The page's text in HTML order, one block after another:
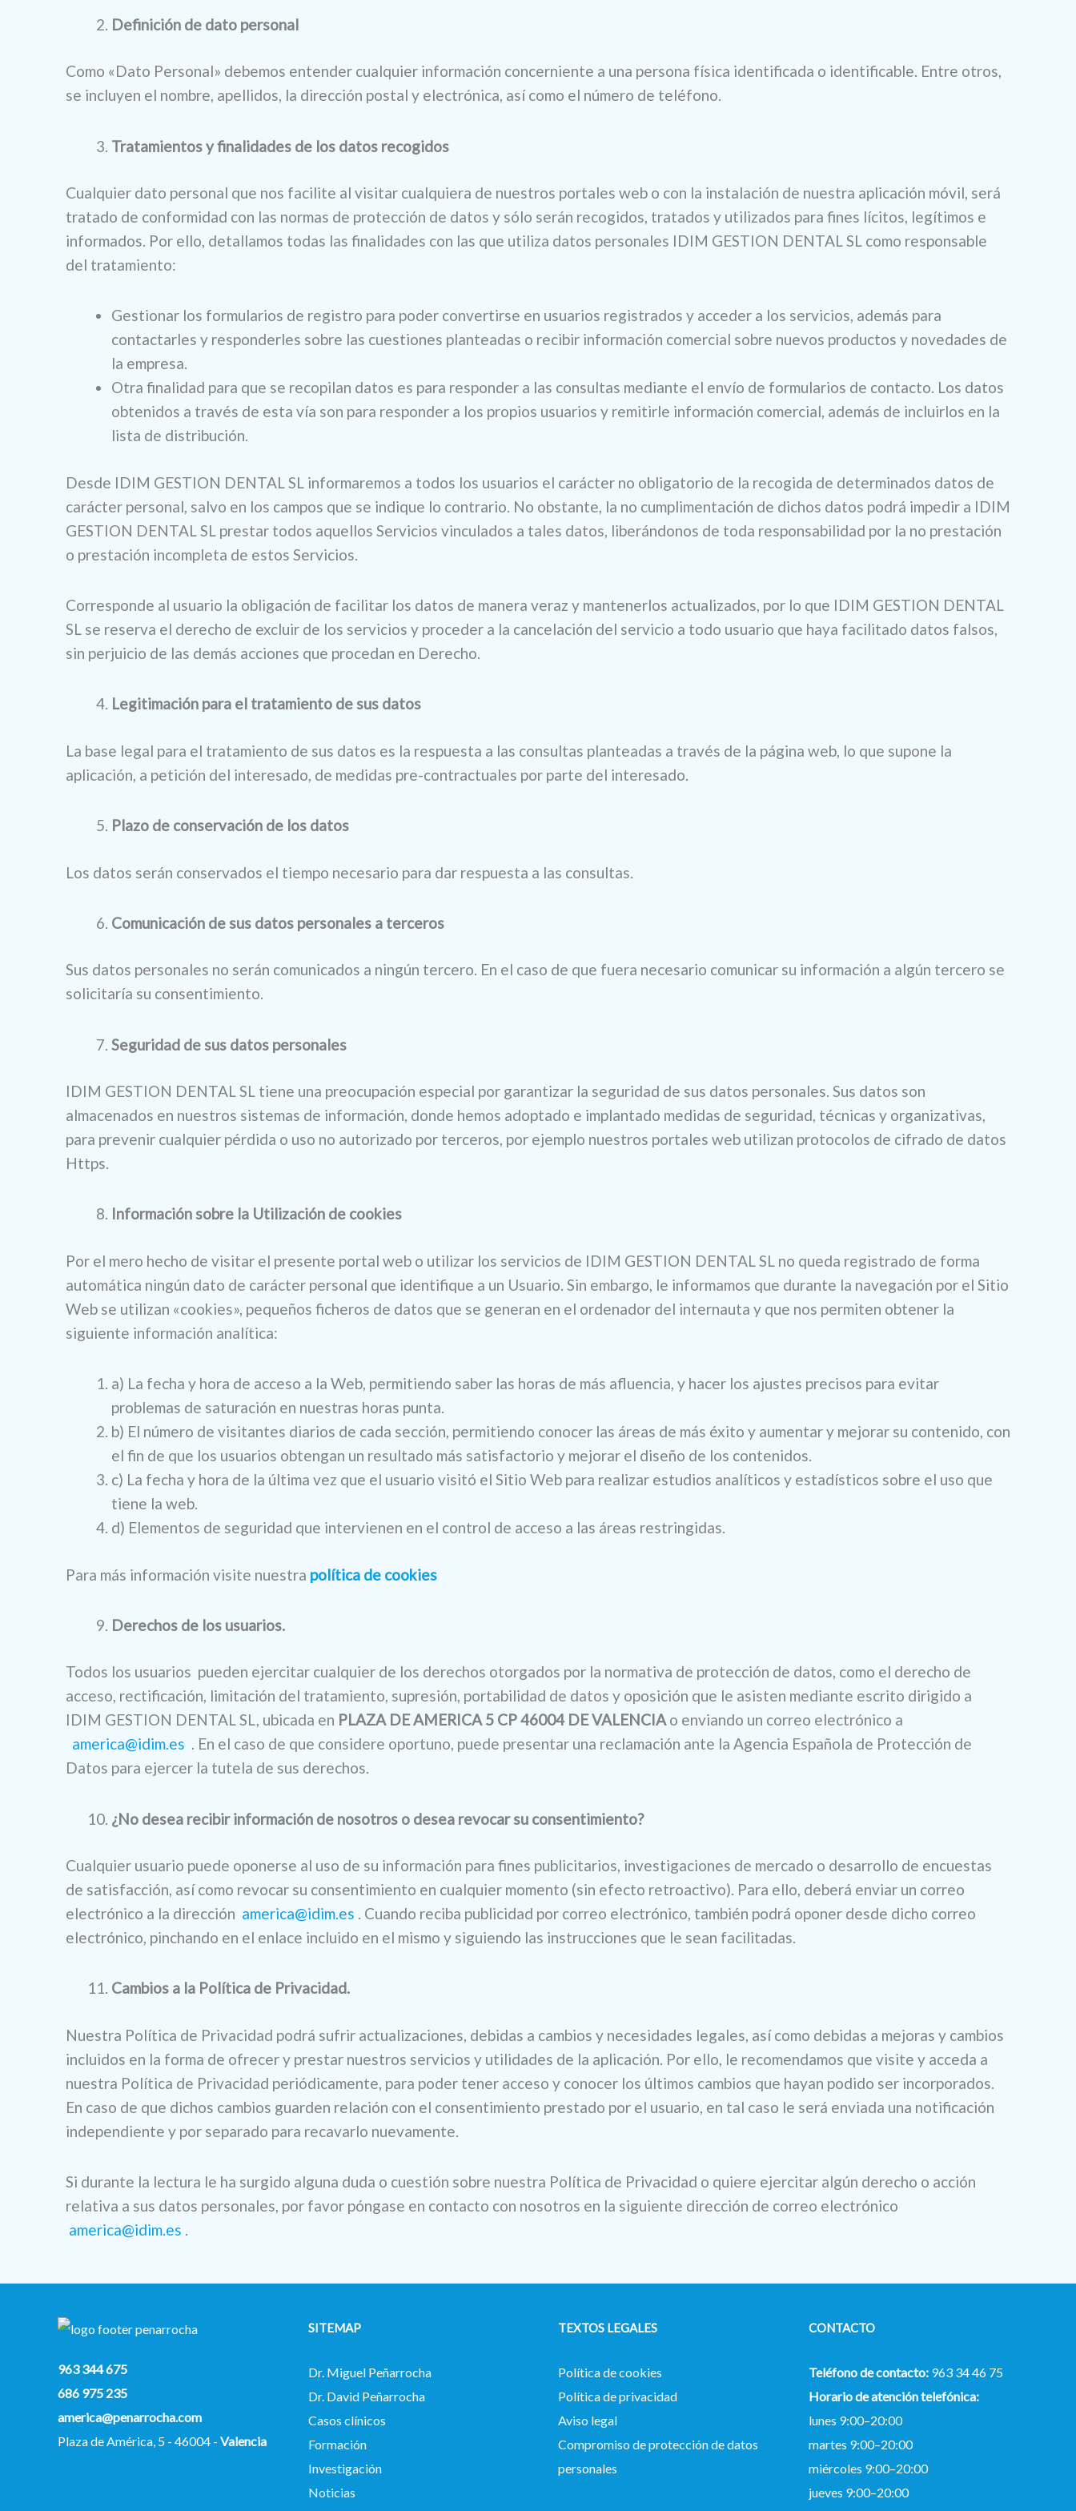
Definición de dato personal
Como «Dato Personal» debemos entender cualquier información concerniente a una persona física identificada o identificable. Entre otros,
se incluyen el nombre, apellidos, la dirección postal y electrónica, así como el número de teléfono.
Tratamientos y finalidades de los datos recogidos
Cualquier dato personal que nos facilite al visitar cualquiera de nuestros portales web o con la instalación de nuestra aplicación móvil, será
tratado de conformidad con las normas de protección de datos y sólo serán recogidos, tratados y utilizados para fines lícitos, legítimos e
informados. Por ello, detallamos todas las finalidades con las que utiliza datos personales IDIM GESTION DENTAL SL como responsable
del tratamiento:
Gestionar los formularios de registro para poder convertirse en usuarios registrados y acceder a los servicios, además para
contactarles y responderles sobre las cuestiones planteadas o recibir información comercial sobre nuevos productos y novedades de
la empresa.
Otra finalidad para que se recopilan datos es para responder a las consultas mediante el envío de formularios de contacto. Los datos
obtenidos a través de esta vía son para responder a los propios usuarios y remitirle información comercial, además de incluirlos en la
lista de distribución.
Desde IDIM GESTION DENTAL SL informaremos a todos los usuarios el carácter no obligatorio de la recogida de determinados datos de
carácter personal, salvo en los campos que se indique lo contrario. No obstante, la no cumplimentación de dichos datos podrá impedir a IDIM
GESTION DENTAL SL prestar todos aquellos Servicios vinculados a tales datos, liberándonos de toda responsabilidad por la no prestación
o prestación incompleta de estos Servicios.
Corresponde al usuario la obligación de facilitar los datos de manera veraz y mantenerlos actualizados, por lo que IDIM GESTION DENTAL
SL se reserva el derecho de excluir de los servicios y proceder a la cancelación del servicio a todo usuario que haya facilitado datos falsos,
sin perjuicio de las demás acciones que procedan en Derecho.
Legitimación para el tratamiento de sus datos
La base legal para el tratamiento de sus datos es la respuesta a las consultas planteadas a través de la página web, lo que supone la
aplicación, a petición del interesado, de medidas pre-contractuales por parte del interesado.
Plazo de conservación de los datos
Los datos serán conservados el tiempo necesario para dar respuesta a las consultas.
Comunicación de sus datos personales a terceros
Sus datos personales no serán comunicados a ningún tercero. En el caso de que fuera necesario comunicar su información a algún tercero se
solicitaría su consentimiento.
Seguridad de sus datos personales
IDIM GESTION DENTAL SL tiene una preocupación especial por garantizar la seguridad de sus datos personales. Sus datos son
almacenados en nuestros sistemas de información, donde hemos adoptado e implantado medidas de seguridad, técnicas y organizativas,
para prevenir cualquier pérdida o uso no autorizado por terceros, por ejemplo nuestros portales web utilizan protocolos de cifrado de datos
Https.
Información sobre la Utilización de cookies
Por el mero hecho de visitar el presente portal web o utilizar los servicios de IDIM GESTION DENTAL SL no queda registrado de forma
automática ningún dato de carácter personal que identifique a un Usuario. Sin embargo, le informamos que durante la navegación por el Sitio
Web se utilizan «cookies», pequeños ficheros de datos que se generan en el ordenador del internauta y que nos permiten obtener la
siguiente información analítica:
a) La fecha y hora de acceso a la Web, permitiendo saber las horas de más afluencia, y hacer los ajustes precisos para evitar
problemas de saturación en nuestras horas punta.
b) El número de visitantes diarios de cada sección, permitiendo conocer las áreas de más éxito y aumentar y mejorar su contenido, con
el fin de que los usuarios obtengan un resultado más satisfactorio y mejorar el diseño de los contenidos.
c) La fecha y hora de la última vez que el usuario visitó el Sitio Web para realizar estudios analíticos y estadísticos sobre el uso que
tiene la web.
d) Elementos de seguridad que intervienen en el control de acceso a las áreas restringidas.
Para más información visite nuestra política de cookies
Derechos de los usuarios.
Todos los usuarios pueden ejercitar cualquier de los derechos otorgados por la normativa de protección de datos, como el derecho de
acceso, rectificación, limitación del tratamiento, supresión, portabilidad de datos y oposición que le asisten mediante escrito dirigido a
IDIM GESTION DENTAL SL, ubicada en PLAZA DE AMERICA 5 CP 46004 DE VALENCIAo enviando un correo electrónico a
america@idim.es . En el caso de que considere oportuno, puede presentar una reclamación ante la Agencia Española de Protección de
Datos para ejercer la tutela de sus derechos.
¿No desea recibir información de nosotros o desea revocar su consentimiento?
Cualquier usuario puede oponerse al uso de su información para fines publicitarios, investigaciones de mercado o desarrollo de encuestas
de satisfacción, así como revocar su consentimiento en cualquier momento (sin efecto retroactivo). Para ello, deberá enviar un correo
electrónico a la dirección america@idim.es . Cuando reciba publicidad por correo electrónico, también podrá oponer desde dicho correo
electrónico, pinchando en el enlace incluido en el mismo y siguiendo las instrucciones que le sean facilitadas.
Cambios a la Política de Privacidad.
Nuestra Política de Privacidad podrá sufrir actualizaciones, debidas a cambios y necesidades legales, así como debidas a mejoras y cambios
incluidos en la forma de ofrecer y prestar nuestros servicios y utilidades de la aplicación. Por ello, le recomendamos que visite y acceda a
nuestra Política de Privacidad periódicamente, para poder tener acceso y conocer los últimos cambios que hayan podido ser incorporados.
En caso de que dichos cambios guarden relación con el consentimiento prestado por el usuario, en tal caso le será enviada una notificación
independiente y por separado para recavarlo nuevamente.
Si durante la lectura le ha surgido alguna duda o cuestión sobre nuestra Política de Privacidad o quiere ejercitar algún derecho o acción
relativa a sus datos personales, por favor póngase en contacto con nosotros en la siguiente dirección de correo electrónico
america@idim.es .
963 344 675
686 975 235
america@penarrocha.com
Plaza de América, 5 - 46004 - Valencia
SITEMAP
Dr. Miguel Peñarrocha
Dr. David Peñarrocha
Casos clínicos
Formación
Investigación
Noticias
TEXTOS LEGALES
Política de cookies
Política de privacidad
Aviso legal
Compromiso de protección de datos
personales
CONTACTO
Teléfono de contacto: 963 34 46 75
Horario de atención telefónica:
lunes 9:00–20:00
martes 9:00–20:00
miércoles 9:00–20:00
jueves 9:00–20:00